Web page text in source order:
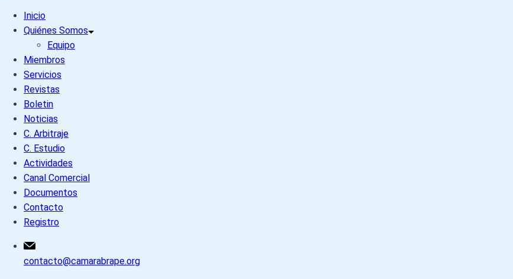
Inicio
Quiénes Somos
Equipo
Miembros
Servicios
Revistas
Boletin
Noticias
C. Arbitraje
C. Estudio
Actividades
Canal Comercial
Documentos
Contacto
Registro
contacto@camarabrape.org